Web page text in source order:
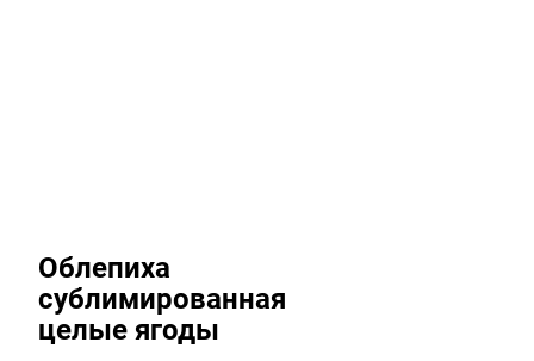
Облепиха
сублимированная
целые ягоды